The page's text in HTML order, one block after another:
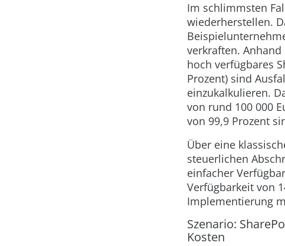
Im schlimmsten
wiederherstellen.
verkraften.
hoch verfügbares
Prozent) sind
einzukalkulieren.
von rund 100 000
von 99,9 Prozent
Über eine
steuerlichen
einfacher
Verfügbarkeit von
Implementierung
Szenario:
Kosten